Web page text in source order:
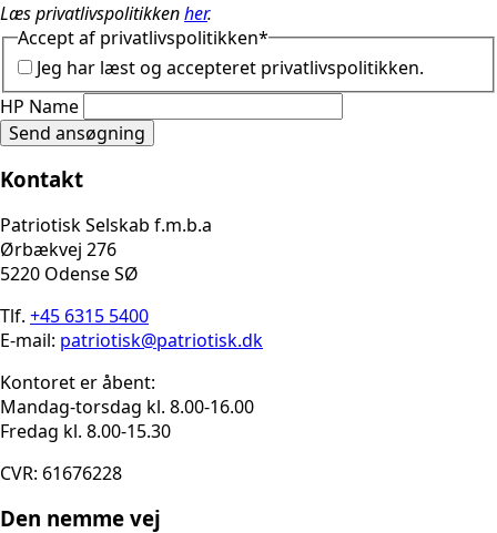
Læs privatlivspolitikkenher.
Accept af privatlivspolitikken*
Jeg har læst og accepteret privatlivspolitikken.
HP Name
Send ansøgning
Kontakt
Patriotisk Selskab f.m.b.a
Ørbækvej 276
5220 Odense SØ
Tlf. +45 6315 5400
E-mail: patriotisk@patriotisk.dk
Kontoret er åbent:
Mandag-torsdag kl. 8.00-16.00
Fredag kl. 8.00-15.30
CVR: 61676228
Den nemme vej